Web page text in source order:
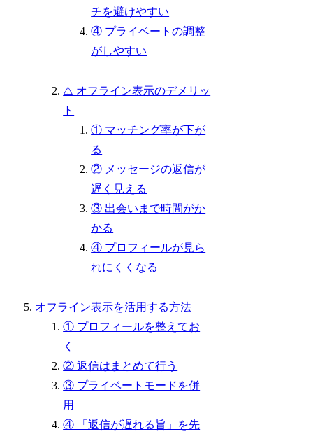
チを避けやすい
④ プライベートの調整
がしやすい
⚠️ オフライン表示のデメリッ
ト
① マッチング率が下が
る
② メッセージの返信が
遅く見える
③ 出会いまで時間がか
かる
④ プロフィールが見ら
れにくくなる
オフライン表示を活用する方法
① プロフィールを整えてお
く
② 返信はまとめて行う
③ プライベートモードを併
用
④ 「返信が遅れる旨」を先